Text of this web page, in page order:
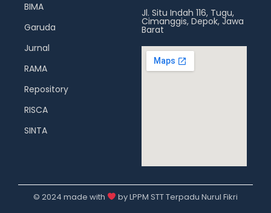
BIMA
Garuda
Jurnal
RAMA
Repository
RISCA
SINTA
Jl. Situ Indah 116, Tugu,
Cimanggis, Depok, Jawa
Barat
© 2024 made with by LPPM STT Terpadu Nurul Fikri